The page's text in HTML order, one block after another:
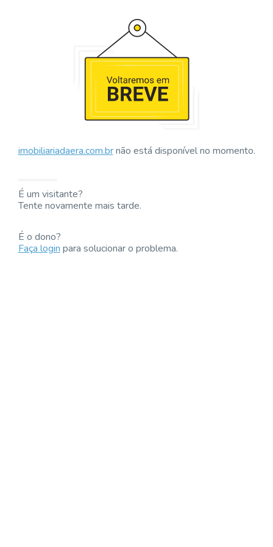
imobiliariadaera.com.brnão está disponível no momento.
É um visitante?
Tente novamente mais tarde.
É o dono?
Faça loginpara solucionar o problema.